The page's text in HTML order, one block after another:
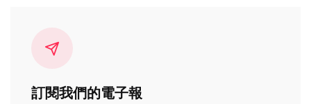
訂閱我們的電子報